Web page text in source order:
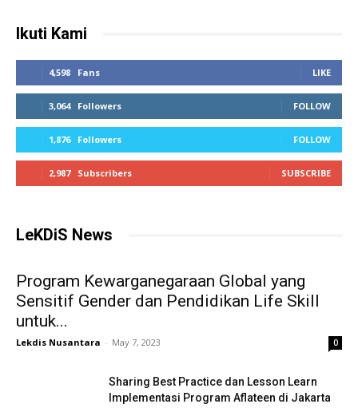
Ikuti Kami
4,598 Fans LIKE
3,064 Followers FOLLOW
1,876 Followers FOLLOW
2,987 Subscribers SUBSCRIBE
LeKDiS News
Program Kewarganegaraan Global yang
Sensitif Gender dan Pendidikan Life Skill
untuk...
Lekdis Nusantara - May 7, 2023 0
Sharing Best Practice dan Lesson Learn
Implementasi Program Aflateen di Jakarta